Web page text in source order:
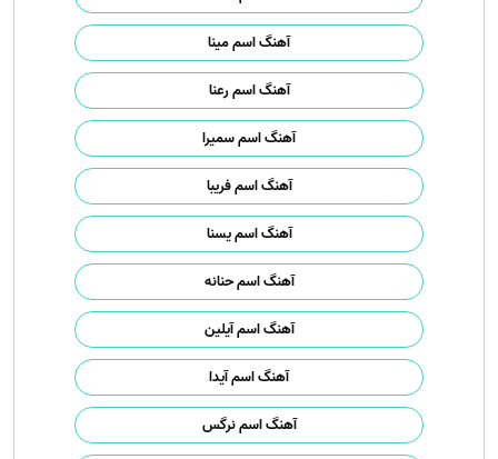
آهنگ اسم مینا
آهنگ اسم رعنا
آهنگ اسم سمیرا
آهنگ اسم فریبا
آهنگ اسم یسنا
آهنگ اسم حنانه
آهنگ اسم آیلین
آهنگ اسم آیدا
آهنگ اسم نرگس